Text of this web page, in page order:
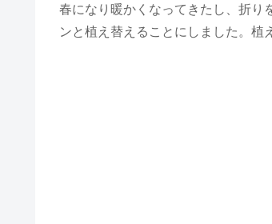
春になり暖かくなってきたし、折り
ンと植え替えることにしました。植